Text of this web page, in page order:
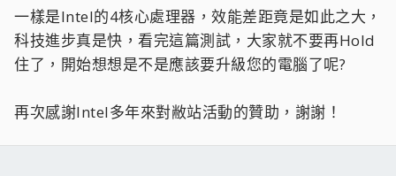
一樣是Intel的4核心處理器，效能差距竟是如此之大，
科技進步真是快，看完這篇測試，大家就不要再Hold
住了，開始想想是不是應該要升級您的電腦了呢?
再次感謝Intel多年來對敝站活動的贊助，謝謝！